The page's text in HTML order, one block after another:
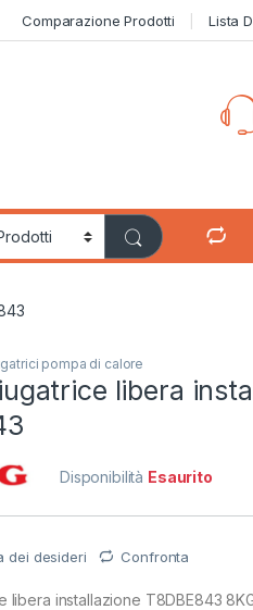
Comparazione Prodotti Lista
pompa di calore
libera
Disponibilità Esaurito
dei desideri Confronta
libera installazione T8DBE843